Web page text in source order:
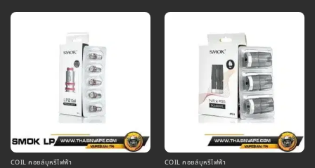
฿450.00 ฿850.00
COIL คอยล์บุหรี่ไฟฟ้า COIL คอยล์บุหรี่ไฟฟ้า